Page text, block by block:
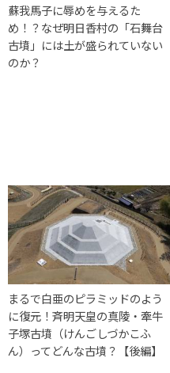
蘇我馬子に辱めを与えるた
め！？なぜ明日香村の「石舞台
古墳」には土が盛られていない
のか？
まるで白亜のピラミッドのよう
に復元！斉明天皇の真陵・牽牛
子塚古墳（けんごしづかこふ
ん）ってどんな古墳？【後編】